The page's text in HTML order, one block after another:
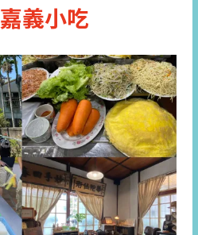
嘉義小吃